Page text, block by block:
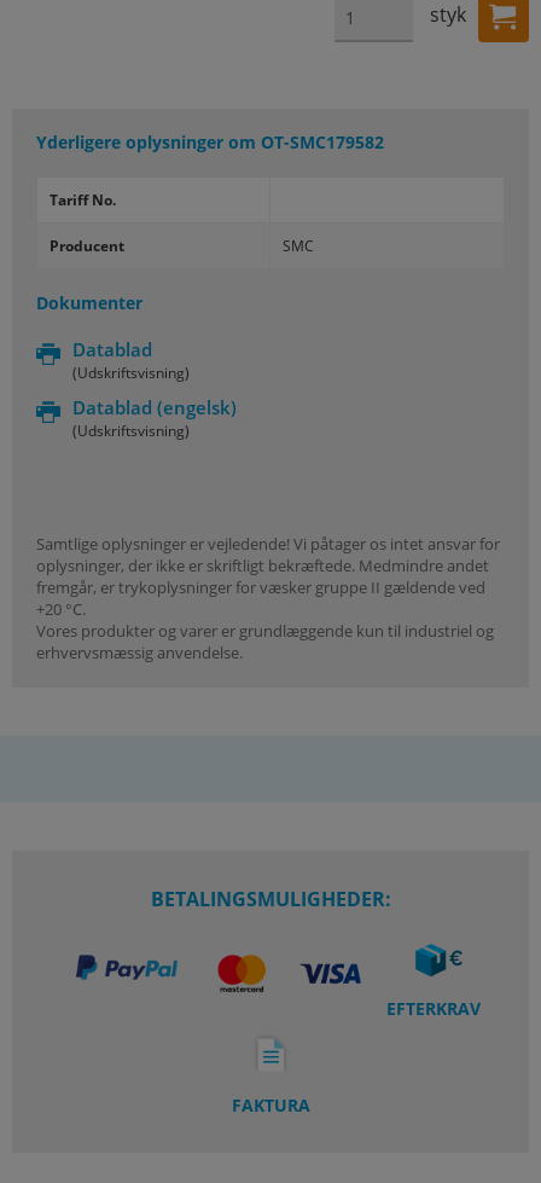
styk
Yderligere oplysninger om OT-SMC179582
Tariff No.
Producent SMC
Dokumenter
Datablad
(Udskriftsvisning)
Datablad (engelsk)
(Udskriftsvisning)
Samtlige oplysninger er vejledende! Vi påtager os intet ansvar for
oplysninger, der ikke er skriftligt bekræftede. Medmindre andet
fremgår, er trykoplysninger for væsker gruppe II gældende ved
+20 °C.
Vores produkter og varer er grundlæggende kun til industriel og
erhvervsmæssig anvendelse.
BETALINGSMULIGHEDER:
EFTERKRAV
FAKTURA